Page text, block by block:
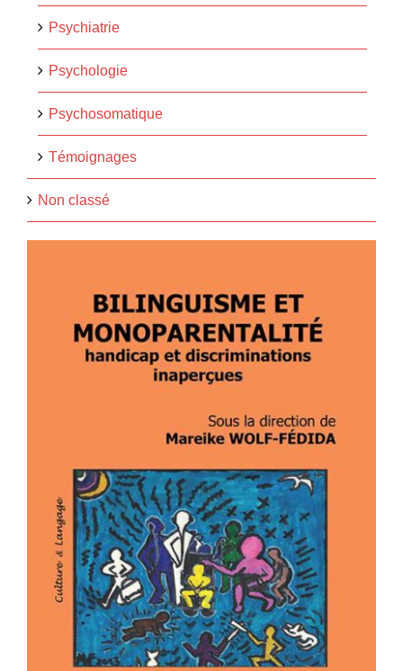
Psychiatrie
Psychologie
Psychosomatique
Témoignages
Non classé
BILINGUISME ET
MONOPARENTALITÉ – handicap et
discriminations inaperçues